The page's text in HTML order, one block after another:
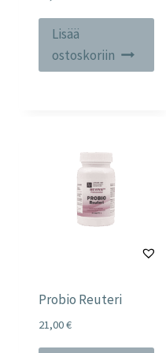
Lisää
ostoskoriin
Probio Reuteri
21,00€